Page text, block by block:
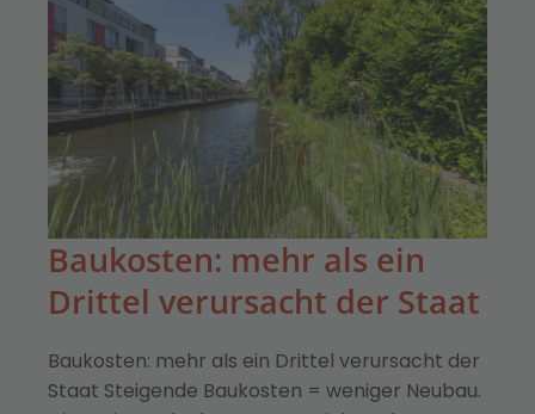
Baukosten: mehr als ein
Drittel verursacht der Staat
Baukosten: mehr als ein Drittel verursacht der
Staat Steigende Baukosten = weniger Neubau.